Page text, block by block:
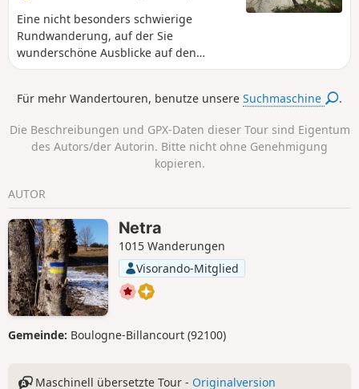
Eine nicht besonders schwierige
Rundwanderung, auf der Sie
wunderschöne Ausblicke auf den
Luberon und den provenzalischen
Für mehr Wandertouren, benutze unsereSuchmaschine .
Die Beschreibungen und GPX-Daten dieser Tour sind Eigentum
des Autors/der Autorin. Bitte nicht ohne Genehmigung
kopieren.
AUTOR
Netra
1015 Wanderungen
Visorando-Mitglied
Gemeinde: Boulogne-Billancourt (92100)
Maschinell übersetzte Tour - Originalversion